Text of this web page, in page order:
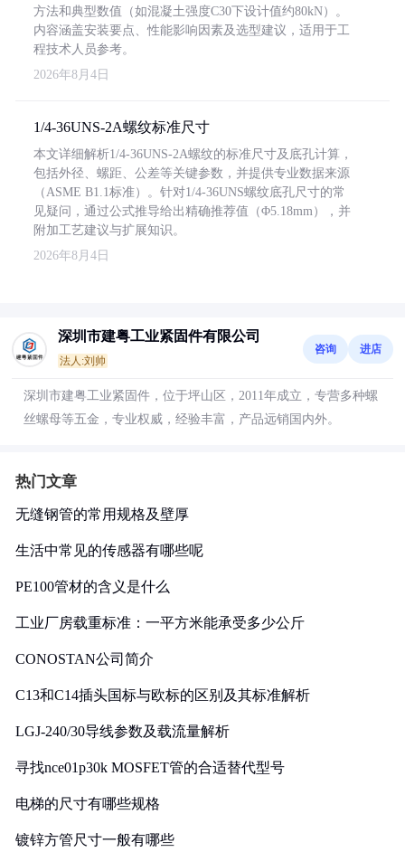
方法和典型数值（如混凝土强度C30下设计值约80kN）。
内容涵盖安装要点、性能影响因素及选型建议，适用于工
程技术人员参考。
2026年8月4日
1/4-36UNS-2A螺纹标准尺寸
本文详细解析1/4-36UNS-2A螺纹的标准尺寸及底孔计算，
包括外径、螺距、公差等关键参数，并提供专业数据来源
（ASME B1.1标准）。针对1/4-36UNS螺纹底孔尺寸的常
见疑问，通过公式推导给出精确推荐值（Φ5.18mm），并
附加工艺建议与扩展知识。
2026年8月4日
深圳市建粤工业紧固件有限公司
法人:刘帅
咨询 进店
深圳市建粤工业紧固件，位于坪山区，2011年成立，专营多种螺
丝螺母等五金，专业权威，经验丰富，产品远销国内外。
热门文章
无缝钢管的常用规格及壁厚
生活中常见的传感器有哪些呢
PE100管材的含义是什么
工业厂房载重标准：一平方米能承受多少公斤
CONOSTAN公司简介
C13和C14插头国标与欧标的区别及其标准解析
LGJ-240/30导线参数及载流量解析
寻找nce01p30k MOSFET管的合适替代型号
电梯的尺寸有哪些规格
镀锌方管尺寸一般有哪些